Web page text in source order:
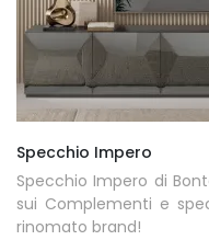
Specchio Impero
Specchio Impero di
sui Complementi e
rinomato brand!